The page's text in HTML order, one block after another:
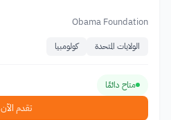
Obama Foundation
الولايات المتحدة كولومبيا
متاح دائمًا
تقدم الآن